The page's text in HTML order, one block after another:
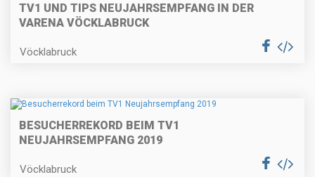
TV1 UND TIPS NEUJAHRSEMPFANG IN DER
VARENA VÖCKLABRUCK
Vöcklabruck
BESUCHERREKORD BEIM TV1
NEUJAHRSEMPFANG 2019
Vöcklabruck